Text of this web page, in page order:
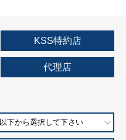
KSS特約店
代理店
以下から選択して下さい